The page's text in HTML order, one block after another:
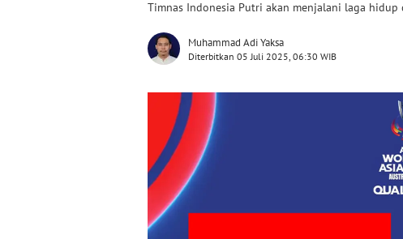
Timnas Indonesia Putri akan menjalani laga
Muhammad Adi Yaksa
Diterbitkan 05 Juli 2025, 06:30 WIB